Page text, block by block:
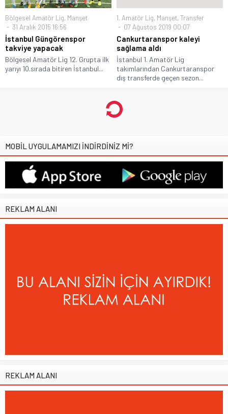
Bölgesel Amatör Lig, Manşet
31 Aralık 2015 16:56
İstanbul Güngörenspor
takviye yapacak
Bölgesel Amatör Lig 12. Grupta ilk
yarıyı 10.sırada bitiren İstanbul...
1. Amatör Lig, Manşet, Transfer
07 Ağustos 2019 00:07
Cankurtaranspor kaleyi
sağlama aldı
İstanbul 1. Amatör Lig
takımlarından Cankurtaranspor
dış transferde geçen sezon...
MOBİL UYGULAMAMIZI İNDİRDİNİZ Mİ?
REKLAM ALANI
REKLAM ALANI